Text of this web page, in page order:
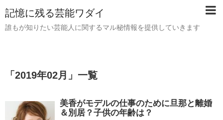
記憶に残る芸能ワダイ
誰もが知りたい芸能人に関するマル秘情報を提供していきます
「 2019年02月 」 一覧
美香がモデルの仕事のために旦那と離婚
＆別居？子供の年齢は？